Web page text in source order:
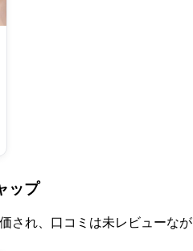
ップ
され、口コミは未レビューな